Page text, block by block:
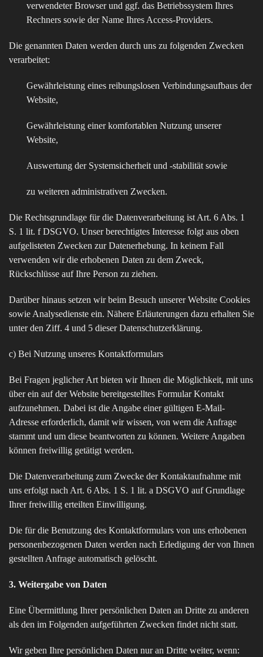
verwendeter Browser und ggf. das Betriebssystem Ihres
Rechners sowie der Name Ihres Access-Providers.
Die genannten Daten werden durch uns zu folgenden Zwecken
verarbeitet:
Gewährleistung eines reibungslosen Verbindungsaufbaus der
Website,
Gewährleistung einer komfortablen Nutzung unserer
Website,
Auswertung der Systemsicherheit und -stabilität sowie
zu weiteren administrativen Zwecken.
Die Rechtsgrundlage für die Datenverarbeitung ist Art. 6 Abs. 1
S. 1 lit. f DSGVO. Unser berechtigtes Interesse folgt aus oben
aufgelisteten Zwecken zur Datenerhebung. In keinem Fall
verwenden wir die erhobenen Daten zu dem Zweck,
Rückschlüsse auf Ihre Person zu ziehen.
Darüber hinaus setzen wir beim Besuch unserer Website Cookies
sowie Analysedienste ein. Nähere Erläuterungen dazu erhalten Sie
unter den Ziff. 4 und 5 dieser Datenschutzerklärung.
c) Bei Nutzung unseres Kontaktformulars
Bei Fragen jeglicher Art bieten wir Ihnen die Möglichkeit, mit uns
über ein auf der Website bereitgestelltes Formular Kontakt
aufzunehmen. Dabei ist die Angabe einer gültigen E-Mail-
Adresse erforderlich, damit wir wissen, von wem die Anfrage
stammt und um diese beantworten zu können. Weitere Angaben
können freiwillig getätigt werden.
Die Datenverarbeitung zum Zwecke der Kontaktaufnahme mit
uns erfolgt nach Art. 6 Abs. 1 S. 1 lit. a DSGVO auf Grundlage
Ihrer freiwillig erteilten Einwilligung.
Die für die Benutzung des Kontaktformulars von uns erhobenen
personenbezogenen Daten werden nach Erledigung der von Ihnen
gestellten Anfrage automatisch gelöscht.
3. Weitergabe von Daten
Eine Übermittlung Ihrer persönlichen Daten an Dritte zu anderen
als den im Folgenden aufgeführten Zwecken findet nicht statt.
Wir geben Ihre persönlichen Daten nur an Dritte weiter, wenn: